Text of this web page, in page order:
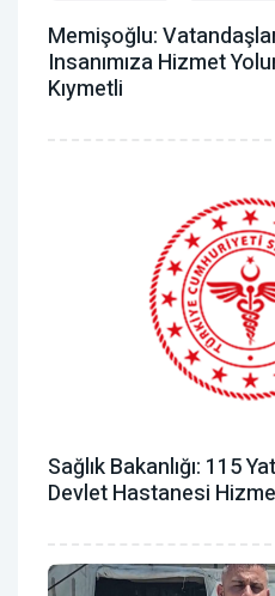
Memişoğlu:
Insanımıza Hizmet
Kıymetli
Sağlık Bakanlığı: 115
Devlet Hastanesi